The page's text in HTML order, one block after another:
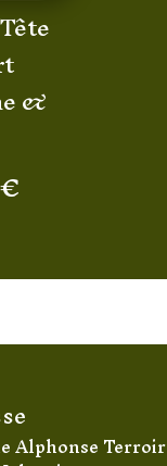
&
€
Alphonse Terroir